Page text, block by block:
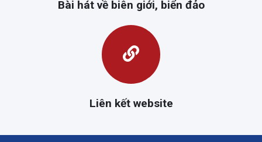
Bài hát về biên giới, biển đảo
Liên kết website